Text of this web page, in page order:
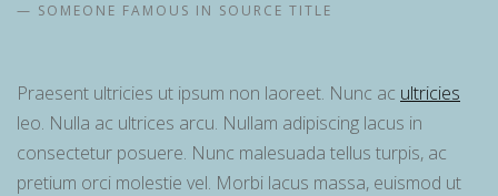
SOMEONE FAMOUS IN SOURCE TITLE
Praesent ultricies ut ipsum non laoreet. Nunc ac ultricies
leo. Nulla ac ultrices arcu. Nullam adipiscing lacus in
consectetur posuere. Nunc malesuada tellus turpis, ac
pretium orci molestie vel. Morbi lacus massa, euismod ut